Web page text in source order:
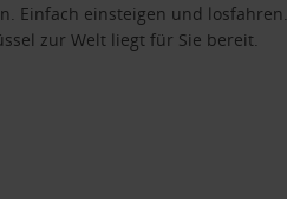
Einfach einsteigen und losfahren.
zur Welt liegt für Sie bereit.